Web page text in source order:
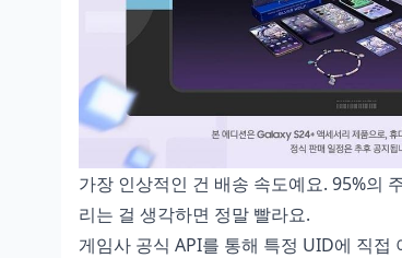
가장 인상적인 건 배송 속도예요. 95%의
리는 걸 생각하면 정말 빨라요.
게임사 공식 API를 통해 특정 UID에 직